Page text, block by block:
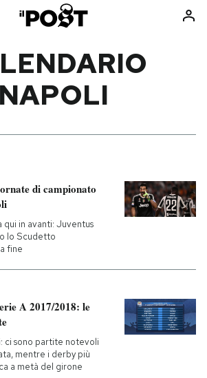
Libri
Ok Boomer!
NAPOLI
di campionato
qui in avanti: Juventus
lo Scudetto
fine
A 2017/2018: le
ci sono partite notevoli
mentre i derby più
a metà del girone